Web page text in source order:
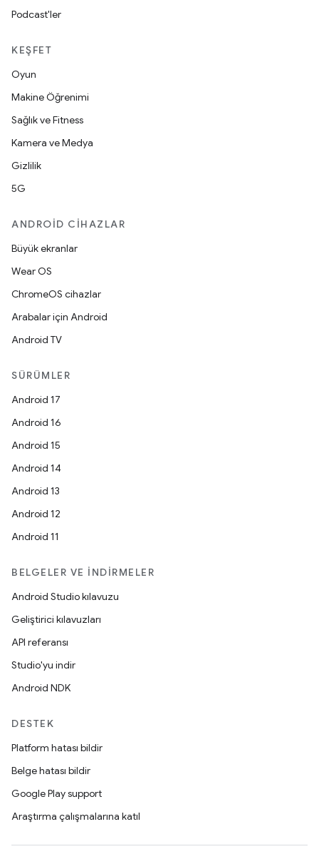
Podcast'ler
KEŞFET
Oyun
Makine Öğrenimi
Sağlık ve Fitness
Kamera ve Medya
Gizlilik
5G
ANDROID CIHAZLAR
Büyük ekranlar
Wear OS
ChromeOS cihazlar
Arabalar için Android
Android TV
SÜRÜMLER
Android 17
Android 16
Android 15
Android 14
Android 13
Android 12
Android 11
BELGELER VE İNDIRMELER
Android Studio kılavuzu
Geliştirici kılavuzları
API referansı
Studio'yu indir
Android NDK
DESTEK
Platform hatası bildir
Belge hatası bildir
Google Play support
Araştırma çalışmalarına katıl